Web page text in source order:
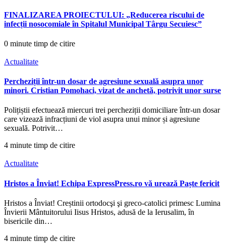
FINALIZAREA PROIECTULUI: „Reducerea riscului de
infecții nosocomiale în Spitalul Municipal Târgu Secuiesc”
0 minute timp de citire
Actualitate
Percheziții într-un dosar de agresiune sexuală asupra unor
minori. Cristian Pomohaci, vizat de anchetă, potrivit unor surse
Polițiștii efectuează miercuri trei percheziții domiciliare într-un dosar
care vizează infracțiuni de viol asupra unui minor și agresiune
sexuală. Potrivit…
4 minute timp de citire
Actualitate
Hristos a Înviat! Echipa ExpressPress.ro vă urează Paște fericit
Hristos a Înviat! Creștinii ortodocşi şi greco-catolici primesc Lumina
Învierii Mântuitorului Iisus Hristos, adusă de la Ierusalim, în
bisericile din…
4 minute timp de citire